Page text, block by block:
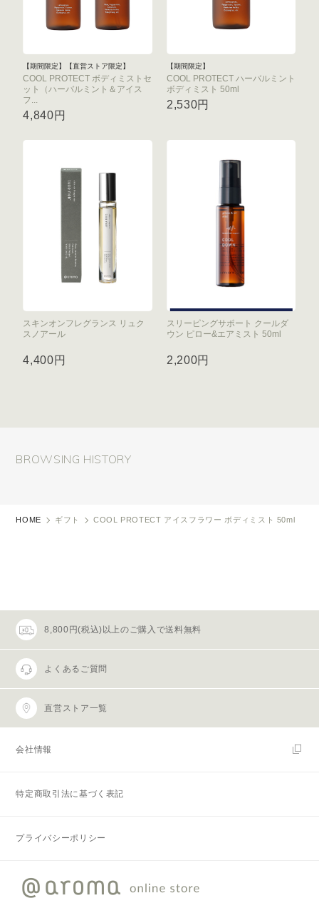
【期間限定】【直営ストア限定】
COOL PROTECT ボディミストセ
ット（ハーバルミント＆アイス
フ...
4,840円
【期間限定】
COOL PROTECT ハーバルミント
ボディミスト 50ml
2,530円
スキンオンフレグランス リュク
スノアール
4,400円
スリーピングサポート クールダ
ウン ピロー&エアミスト 50ml
2,200円
BROWSING HISTORY
HOME ギフト COOL PROTECT アイスフラワー ボディミスト 50ml
8,800円(税込)以上のご購入で送料無料
よくあるご質問
直営ストア一覧
会社情報
特定商取引法に基づく表記
プライバシーポリシー